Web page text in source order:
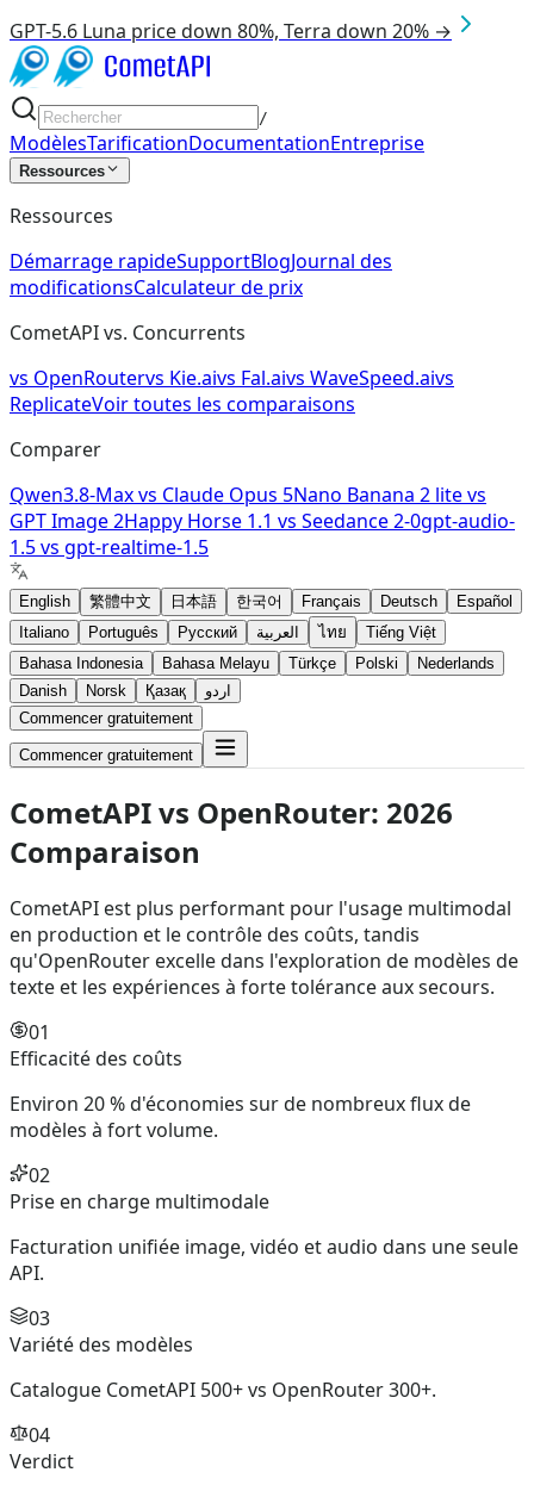
GPT-5.6 Luna price down 80%, Terra down 20% →
/
ModèlesTarificationDocumentationEntreprise
Ressources
Ressources
Démarrage rapideSupportBlogJournal des
modificationsCalculateur de prix
CometAPI vs. Concurrents
vs OpenRoutervs Kie.aivs Fal.aivs WaveSpeed.aivs
ReplicateVoir toutes les comparaisons
Comparer
Qwen3.8-Maxvs Claude Opus 5Nano Banana 2 litevs
GPT Image 2Happy Horse 1.1 vs Seedance 2-0gpt-audio-
1.5vs gpt-realtime-1.5
English 繁體中文 日本語 한국어 Français Deutsch
Español
Italiano
Português Русский العربية ไทย
Tiếng Việt
Bahasa Indonesia
Bahasa Melayu Türkçe Polski
Nederlands
Danish
Norsk Қазақ
اردو
Commencer gratuitement
Commencer gratuitement
CometAPI vs OpenRouter: 2026
Comparaison
CometAPI est plus performant pour l'usage multimodal
en production et le contrôle des coûts, tandis
qu'OpenRouter excelle dans l'exploration de modèles de
texte et les expériences à forte tolérance aux secours.
01
Efficacité des coûts
Environ 20 % d'économies sur de nombreux flux de
modèles à fort volume.
02
Prise en charge multimodale
Facturation unifiée image, vidéo et audio dans une seule
API.
03
Variété des modèles
Catalogue CometAPI 500+ vs OpenRouter 300+.
04
Verdict